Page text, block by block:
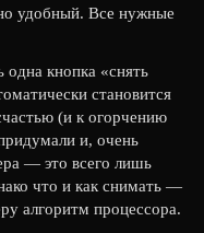
удобный. Все нужные
кнопка «снять
становится
(и к огорчению
и, очень
— это всего лишь
что и как снимать —
алгоритм процессора.